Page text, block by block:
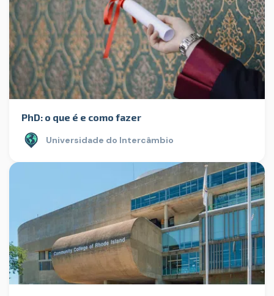
PhD: o que é e como fazer
Universidade do Intercâmbio